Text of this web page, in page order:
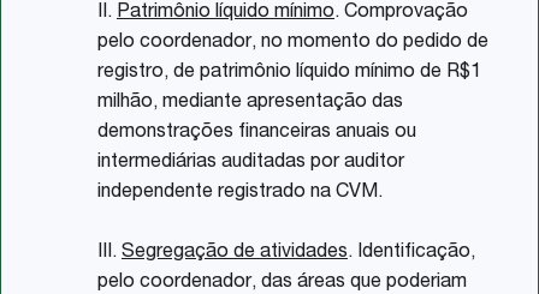
II. Patrimônio líquido mínimo. Comprovação
pelo coordenador, no momento do pedido de
registro, de patrimônio líquido mínimo de R$1
milhão, mediante apresentação das
demonstrações financeiras anuais ou
intermediárias auditadas por auditor
independente registrado na CVM.
III. Segregação de atividades. Identificação,
pelo coordenador, das áreas que poderiam